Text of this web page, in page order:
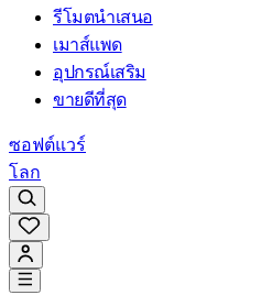
รีโมตนำเสนอ
เมาส์แพด
อุปกรณ์เสริม
ขายดีที่สุด
ซอฟต์แวร์
โลก